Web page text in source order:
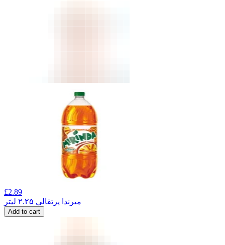
£2.89
میرندا پرتقالی ۲.۲۵ لیتر
Add to cart